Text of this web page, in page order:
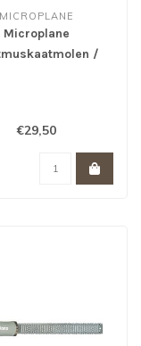
MICROPLANE
Microplane
/
€29,50